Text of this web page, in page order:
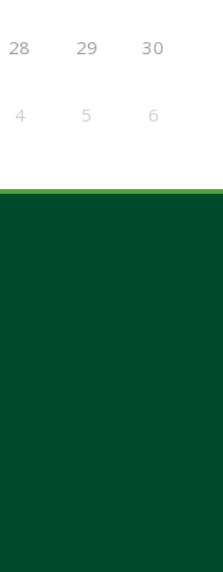
28 29 30
4 5 6